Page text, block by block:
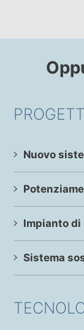
Nuovo
Impianto
Sistema